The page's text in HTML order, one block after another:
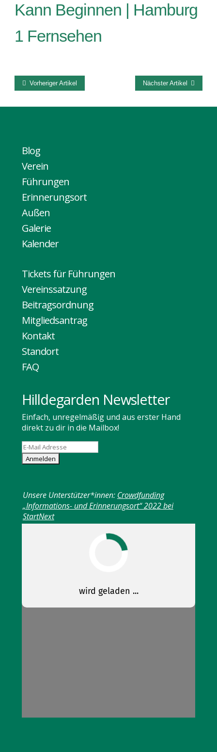
Kann Beginnen | Hamburg
1 Fernsehen
Vorheriger Artikel Nächster Artikel
Blog
Verein
Führungen
Erinnerungsort
Außen
Galerie
Kalender
Tickets für Führungen
Vereinssatzung
Beitragsordnung
Mitgliedsantrag
Kontakt
Standort
FAQ
Hilldegarden Newsletter
Einfach, unregelmäßig und aus erster Hand
direkt zu dir in die Mailbox!
Unsere Unterstützer*innen: Crowdfunding
„Informations- und Erinnerungsort“ 2022 bei
StartNext